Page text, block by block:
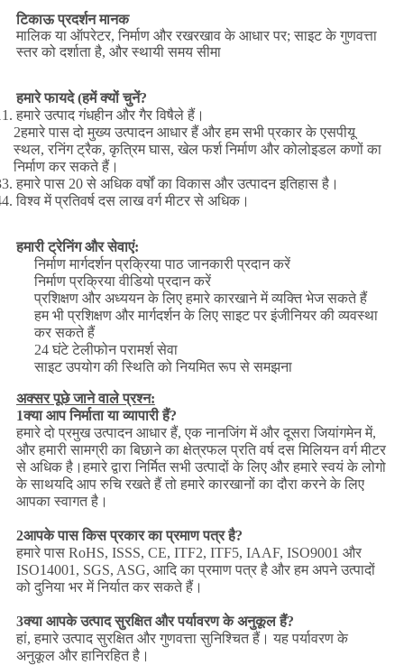
टिकाऊ प्रदर्शन मानक
मालिक या ऑपरेटर, निर्माण और रखरखाव के आधार पर; साइट के गुणवत्ता
स्तर को दर्शाता है, और स्थायी समय सीमा
हमारे फायदे (हमें क्यों चुनें?
हमारे उत्पाद गंधहीन और गैर विषैले हैं।
2हमारे पास दो मुख्य उत्पादन आधार हैं और हम सभी प्रकार के एसपीयू
स्थल, रनिंग ट्रैक, कृत्रिम घास, खेल फर्श निर्माण और कोलोइडल कणों का
निर्माण कर सकते हैं।
हमारे पास 20 से अधिक वर्षों का विकास और उत्पादन इतिहास है।
विश्व में प्रतिवर्ष दस लाख वर्ग मीटर से अधिक।
हमारी ट्रेनिंग और सेवाएं:
निर्माण मार्गदर्शन प्रक्रिया पाठ जानकारी प्रदान करें
निर्माण प्रक्रिया वीडियो प्रदान करें
प्रशिक्षण और अध्ययन के लिए हमारे कारखाने में व्यक्ति भेज सकते हैं
हम भी प्रशिक्षण और मार्गदर्शन के लिए साइट पर इंजीनियर की व्यवस्था
कर सकते हैं
24 घंटे टेलीफोन परामर्श सेवा
साइट उपयोग की स्थिति को नियमित रूप से समझना
अक्सर पूछे जाने वाले प्रश्न:
1क्या आप निर्माता या व्यापारी हैं?
हमारे दो प्रमुख उत्पादन आधार हैं, एक नानजिंग में और दूसरा जियांगमेन में,
और हमारी सामग्री का बिछाने का क्षेत्रफल प्रति वर्ष दस मिलियन वर्ग मीटर
से अधिक है।हमारे द्वारा निर्मित सभी उत्पादों के लिए और हमारे स्वयं के लोगो
के साथयदि आप रुचि रखते हैं तो हमारे कारखानों का दौरा करने के लिए
आपका स्वागत है।
2आपके पास किस प्रकार का प्रमाण पत्र है?
हमारे पास RoHS, ISSS, CE, ITF2, ITF5, IAAF, ISO9001 और
ISO14001, SGS, ASG, आदि का प्रमाण पत्र है और हम अपने उत्पादों
को दुनिया भर में निर्यात कर सकते हैं।
3क्या आपके उत्पाद सुरक्षित और पर्यावरण के अनुकूल हैं?
हां, हमारे उत्पाद सुरक्षित और गुणवत्ता सुनिश्चित हैं। यह पर्यावरण के
अनुकूल और हानिरहित है।